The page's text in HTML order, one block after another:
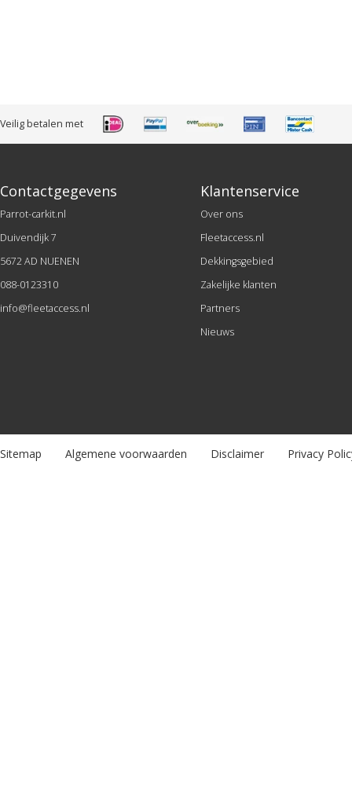
Veilig betalen met
Contactgegevens
Parrot-carkit.nl
Duivendijk 7
5672 AD NUENEN
088-0123310
info@fleetaccess.nl
Klantenservice
Over ons
Fleetaccess.nl
Dekkingsgebied
Zakelijke klanten
Partners
Nieuws
Sitemap Algemene voorwaarden Disclaimer Privacy